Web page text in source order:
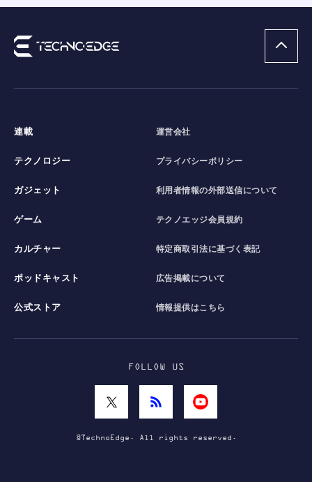
連載
テクノロジー
ガジェット
ゲーム
カルチャー
ポッドキャスト
公式ストア
運営会社
プライバシーポリシー
利用者情報の外部送信について
テクノエッジ会員規約
特定商取引法に基づく表記
広告掲載について
情報提供はこちら
FOLLOW US
©TechnoEdge. All rights reserved.